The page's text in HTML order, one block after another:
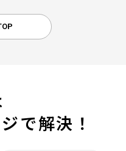
で解決！